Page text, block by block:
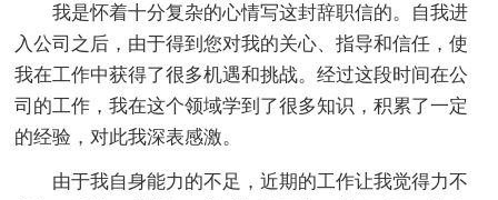
我是怀着十分复杂的心情写这封辞职信的。自我进
入公司之后，由于得到您对我的关心、指导和信任，使
我在工作中获得了很多机遇和挑战。经过这段时间在公
司的工作，我在这个领域学到了很多知识，积累了一定
的经验，对此我深表感激。
由于我自身能力的不足，近期的工作让我觉得力不